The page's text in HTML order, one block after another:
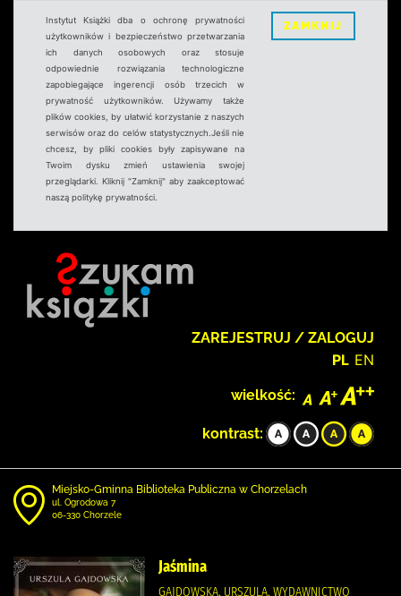
Instytut Książki dba o ochronę prywatności
użytkowników i bezpieczeństwo przetwarzania
ich danych osobowych oraz stosuje
odpowiednie rozwiązania technologiczne
zapobiegające ingerencji osób trzecich w
prywatność użytkowników. Używamy także
plików cookies, by ułatwić korzystanie z naszych
serwisów oraz do celów statystycznych.Jeśli nie
chcesz, by pliki cookies były zapisywane na
Twoim dysku zmień ustawienia swojej
przeglądarki. Kliknij "Zamknij" aby zaakceptować
naszą politykę prywatności.
ZAMKNIJ
ZAREJESTRUJ / ZALOGUJ
PL EN
wielkość:
kontrast:
Miejsko-Gminna Biblioteka Publiczna w Chorzelach
ul. Ogrodowa 7
06-330 Chorzele
Jaśmina
GAJDOWSKA, URSZULA, WYDAWNICTWO